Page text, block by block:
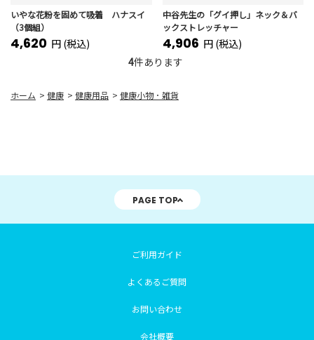
いやな花粉を固めて吸着 ハナスイ
（3個組）
4,620 円 (税込)
中谷先生の「グイ押し」ネック＆バ
ックストレッチャー
4,906 円 (税込)
4件あります
ホーム > 健康 > 健康用品 > 健康小物 ･ 雑貨
PAGE TOP
ご利用ガイド
よくあるご質問
お問い合わせ
会社概要